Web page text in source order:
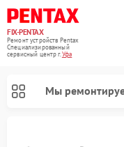
FIX-PENTAX
Ремонт устройств Pentax
Специализированный
cервисный центр г.Уфа
Мы